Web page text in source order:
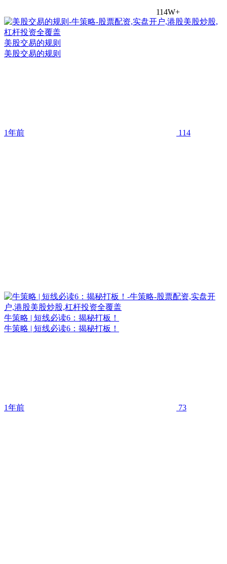
114W+
美股交易的规则
美股交易的规则
1年前 114
牛策略 | 短线必读6：揭秘打板！
牛策略 | 短线必读6：揭秘打板！
1年前 73